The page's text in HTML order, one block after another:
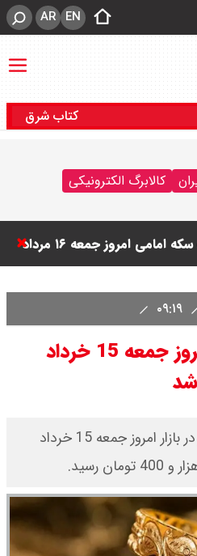
EN
AR
کتاب شرق
کالابرگ الکترونیکی
قیمت سکه امامی امروز جمعه ۱۶ مرداد
صعودی شد + جدول
قیمت طلا ۱۸ عیار امروز جمعه 15 خرداد
قیمت هر گرم طلای ۱۸ عیار در بازار امروز جمعه 15 خرداد